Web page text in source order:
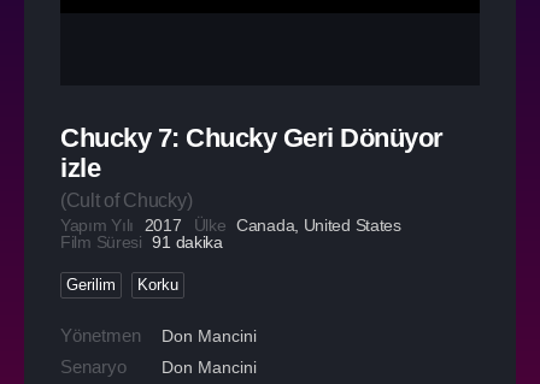
Chucky 7: Chucky Geri Dönüyor
izle
(Cult of Chucky)
Yapım Yılı 2017 Ülke Canada United States
Film Süresi 91 dakika
Gerilim Korku
Yönetmen Don Mancini
Senaryo Don Mancini